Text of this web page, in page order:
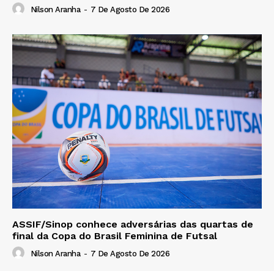
Nilson Aranha - 7 De Agosto De 2026
ASSIF/Sinop conhece adversárias das quartas de
final da Copa do Brasil Feminina de Futsal
Nilson Aranha - 7 De Agosto De 2026